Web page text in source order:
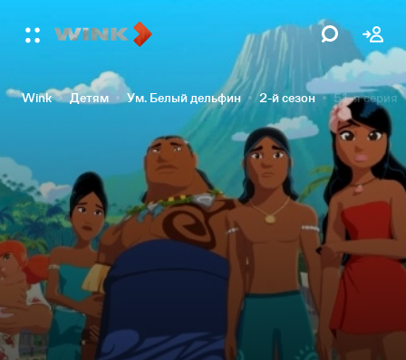
Wink Детям Ум. Белый дельфин 2-й сезон 51-я серия